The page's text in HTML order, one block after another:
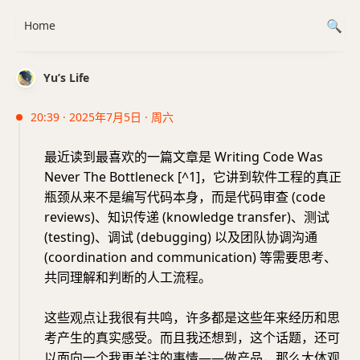
Yu’s Life
20:39 · 2025年7月5日 · 周六
最近读到最喜欢的一篇文章是 Writing Code Was
Never The Bottleneck [^1]，它讲到软件工程的真正
瓶颈从来不是编写代码本身，而是代码审查 (code
reviews)、知识传递 (knowledge transfer)、测试
(testing)、调试 (debugging) 以及团队协调沟通
(coordination and communication) 等需要思考、
共同理解和判断的人工流程。
这些观点让我很有共鸣，许多都是这些年来经历和思
考产生的真实感受。而且我还想到，这个话题，还可
Home